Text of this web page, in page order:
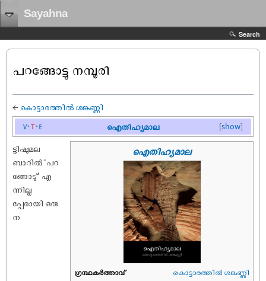
Sayahna
Search
പറങ്ങോട്ടു നമ്പൂരി
← കൊട്ടാരത്തിൽ ശങ്കുണ്ണി
[show]
v t e ഐതിഹ്യമാല
ഐതിഹ്യമാല
ഗ്രന്ഥകർത്താവ്
കൊട്ടാരത്തിൽ ശങ്കുണ്ണി
ട്ടി‌ഷുമല
ബാറിൽ ‘പറ
ങ്ങോടു്’ എ
ന്നില്ല
പ്പേരായി ഒരു
ന